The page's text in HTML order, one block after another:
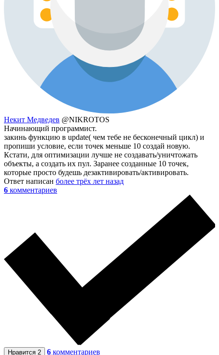
Некит Медведев @NIKROTOS
Начинающий программист.
закинь функцию в update( чем тебе не бесконечный цикл) и
пропиши условие, если точек меньше 10 создай новую.
Кстати, для оптимизации лучше не создавать/уничтожать
объекты, а создать их пул. Заранее созданные 10 точек,
которые просто будешь дезактивировать/активировать.
Ответ написан более трёх лет назад
6 комментариев
Нравится 2 6 комментариев